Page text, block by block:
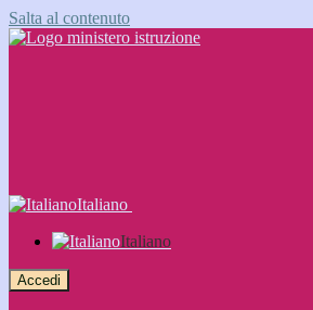
Salta al contenuto
Italiano
Italiano
Accedi